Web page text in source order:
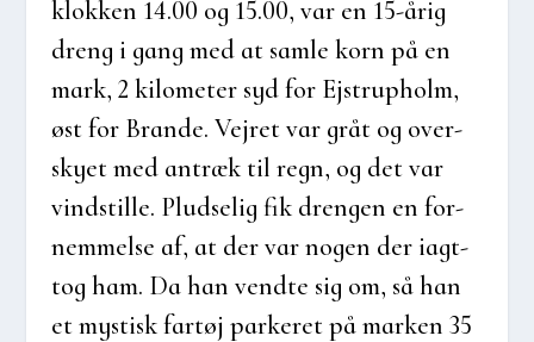
klok­ken 14.00 og 15.00, var en 15-årig
dreng i gang med at sam­le korn på en
mark, 2 kilo­me­ter syd for Ejstrup­holm,
øst for Bran­de. Vej­ret var gråt og over­
sky­et med antræk til regn, og det var
vindstil­le. Plud­se­lig fik dren­gen en for­
nem­mel­se af, at der var nogen der iagt­
tog ham. Da han vend­te sig om, så han
et mystisk far­tøj par­ke­ret på mar­ken 35